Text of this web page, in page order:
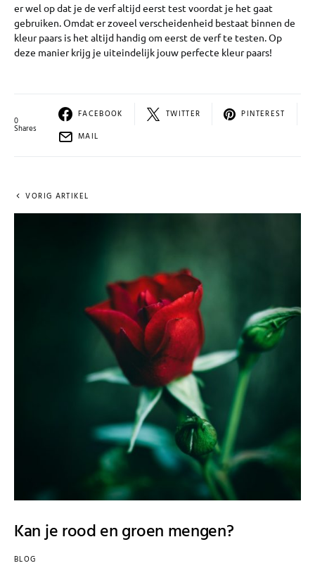
er wel op dat je de verf altijd eerst test voordat je het gaat
gebruiken. Omdat er zoveel verscheidenheid bestaat binnen de
kleur paars is het altijd handig om eerst de verf te testen. Op
deze manier krijg je uiteindelijk jouw perfecte kleur paars!
0
Shares
FACEBOOK TWITTER
PINTEREST
MAIL
VORIG ARTIKEL
Kan je rood en groen mengen?
BLOG